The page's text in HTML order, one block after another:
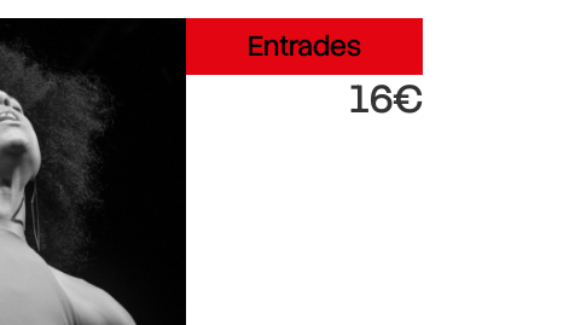
Entrades
16€